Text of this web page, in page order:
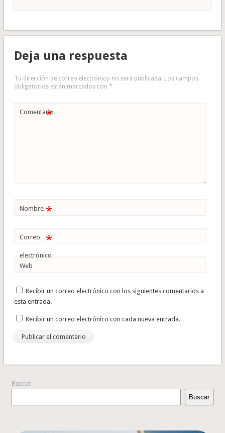
Deja una respuesta
Tu dirección de correo electrónico no será publicada. Los campos
obligatorios están marcados con *
Comentario
*
Nombre *
Correo
electrónico
*
Web
Recibir un correo electrónico con los siguientes comentarios a
esta entrada.
Recibir un correo electrónico con cada nueva entrada.
Buscar
Buscar